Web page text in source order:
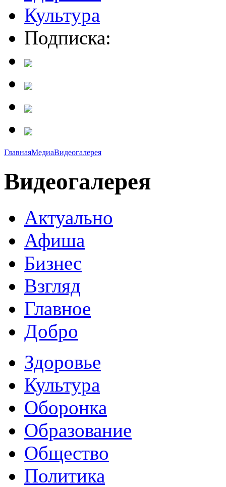
Культура
Подписка:
ГлавнаяМедиаВидеогалерея
Видеогалерея
Актуально
Афиша
Бизнес
Взгляд
Главное
Добро
Здоровье
Культура
Оборонка
Образование
Общество
Политика